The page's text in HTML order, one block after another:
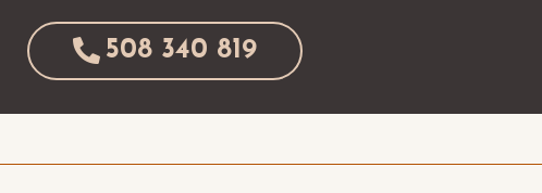
508 340 819